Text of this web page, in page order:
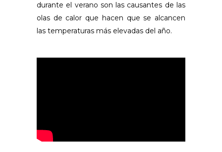
durante el verano son las causantes de las
olas de calor que hacen que se alcancen
las temperaturas más elevadas del año.